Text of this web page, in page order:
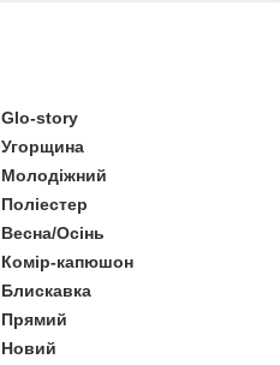
Glo-story
Угорщина
Молодіжний
Поліестер
Весна/Осінь
Комір-капюшон
Блискавка
Прямий
Новий